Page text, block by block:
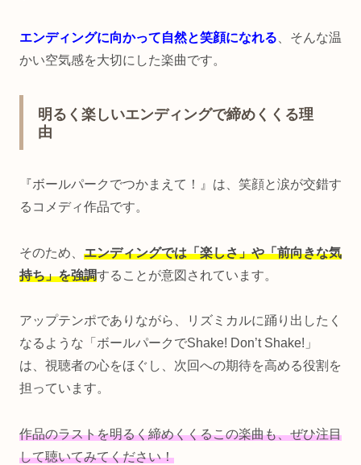
エンディングに向かって自然と笑顔になれる 、そんな温
かい空気感を大切にした楽曲です。
明るく楽しいエンディングで締めくくる理
由
『ボールパークでつかまえて！』は、笑顔と涙が交錯す
るコメディ作品です。
そのため、 エンディングでは「楽しさ」や「前向きな気
持ち」を強調することが意図されています。
アップテンポでありながら、リズミカルに踊り出したく
なるような「ボールパークでShake! Don’t Shake!」
は、視聴者の心をほぐし、次回への期待を高める役割を
担っています。
作品のラストを明るく締めくくるこの楽曲も、ぜひ注目
して聴いてみてください！